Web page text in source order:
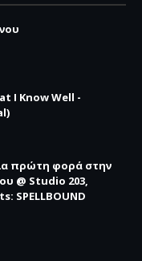
I Know Well -
πρώτη φορά στην
@ Studio 203,
SPELLBOUND